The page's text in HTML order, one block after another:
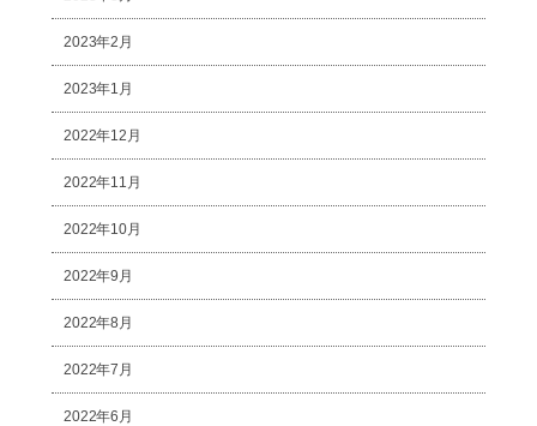
2023年2月
2023年1月
2022年12月
2022年11月
2022年10月
2022年9月
2022年8月
2022年7月
2022年6月